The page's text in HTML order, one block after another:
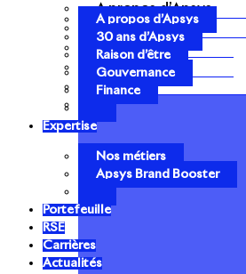
A propos d’Apsys
30 ans d’Apsys
Raison d’être
Gouvernance
Finance
A propos d’Apsys
30 ans d’Apsys
Raison d’être
Gouvernance
Finance
Expertise
Nos métiers
Apsys Brand Booster
Portefeuille
RSE
Carrières
Actualités